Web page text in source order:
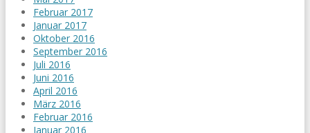
Februar 2017
Januar 2017
Oktober 2016
September 2016
Juli 2016
Juni 2016
April 2016
März 2016
Februar 2016
Januar 2016